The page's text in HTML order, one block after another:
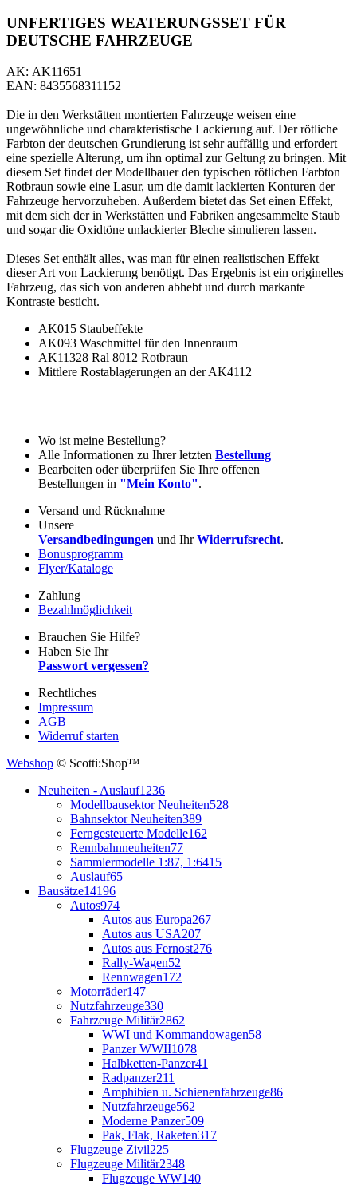
UNFERTIGES WEATERUNGSSET FÜR
DEUTSCHE FAHRZEUGE
AK: AK11651
EAN: 8435568311152
Die in den Werkstätten montierten Fahrzeuge weisen eine
ungewöhnliche und charakteristische Lackierung auf. Der rötliche
Farbton der deutschen Grundierung ist sehr auffällig und erfordert
eine spezielle Alterung, um ihn optimal zur Geltung zu bringen. Mit
diesem Set findet der Modellbauer den typischen rötlichen Farbton
Rotbraun sowie eine Lasur, um die damit lackierten Konturen der
Fahrzeuge hervorzuheben. Außerdem bietet das Set einen Effekt,
mit dem sich der in Werkstätten und Fabriken angesammelte Staub
und sogar die Oxidtöne unlackierter Bleche simulieren lassen.
Dieses Set enthält alles, was man für einen realistischen Effekt
dieser Art von Lackierung benötigt. Das Ergebnis ist ein originelles
Fahrzeug, das sich von anderen abhebt und durch markante
Kontraste besticht.
AK015 Staubeffekte
AK093 Waschmittel für den Innenraum
AK11328 Ral 8012 Rotbraun
Mittlere Rostablagerungen an der AK4112
Wo ist meine Bestellung?
Alle Informationen zu Ihrer letzten Bestellung
Bearbeiten oder überprüfen Sie Ihre offenen
Bestellungen in "Mein Konto".
Versand und Rücknahme
Unsere
Versandbedingungen und IhrWiderrufsrecht.
Bonusprogramm
Flyer/Kataloge
Zahlung
Bezahlmöglichkeit
Brauchen Sie Hilfe?
Haben Sie Ihr
Passwort vergessen?
Rechtliches
Impressum
AGB
Widerruf starten
Webshop © Scotti:Shop™
Neuheiten - Auslauf1236
Modellbausektor Neuheiten528
Bahnsektor Neuheiten389
Ferngesteuerte Modelle162
Rennbahnneuheiten77
Sammlermodelle 1:87, 1:6415
Auslauf65
Bausätze14196
Autos974
Autos aus Europa267
Autos aus USA207
Autos aus Fernost276
Rally-Wagen52
Rennwagen172
Motorräder147
Nutzfahrzeuge330
Fahrzeuge Militär2862
WWI und Kommandowagen58
Panzer WWII1078
Halbketten-Panzer41
Radpanzer211
Amphibien u. Schienenfahrzeuge86
Nutzfahrzeuge562
Moderne Panzer509
Pak, Flak, Raketen317
Flugzeuge Zivil225
Flugzeuge Militär2348
Flugzeuge WW140